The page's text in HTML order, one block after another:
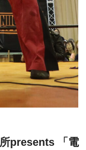
presents 「電